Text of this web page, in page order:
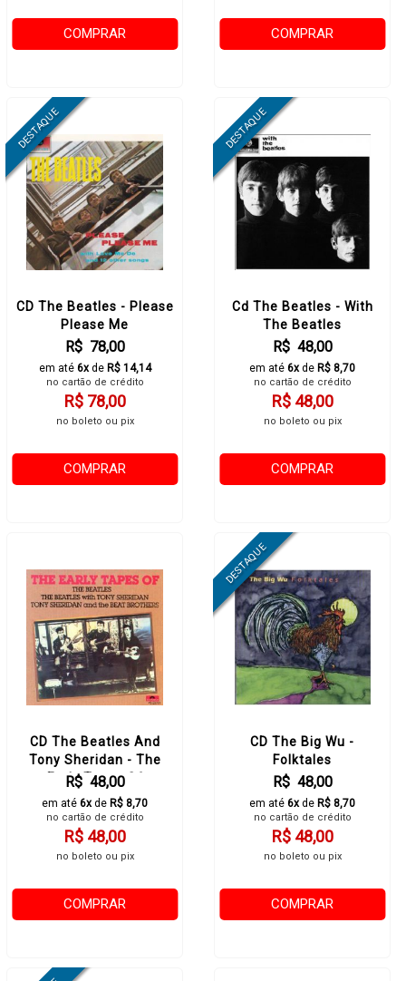
COMPRAR COMPRAR
CD The Beatles - Please
Please Me
R$ 78,00
em até 6xde R$ 14,14
no cartão de crédito
R$ 78,00
no boleto ou pix
COMPRAR
Cd The Beatles - With
The Beatles
R$ 48,00
em até 6xde R$ 8,70
no cartão de crédito
R$ 48,00
no boleto ou pix
COMPRAR
CD The Beatles And
Tony Sheridan - The
Early Tapes Of
R$ 48,00
em até 6xde R$ 8,70
no cartão de crédito
R$ 48,00
no boleto ou pix
COMPRAR
CD The Big Wu -
Folktales
R$ 48,00
em até 6xde R$ 8,70
no cartão de crédito
R$ 48,00
no boleto ou pix
COMPRAR